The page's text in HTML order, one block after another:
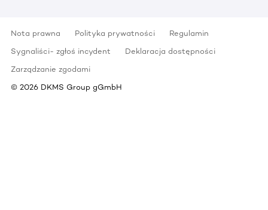
Nota prawna Polityka prywatności
Regulamin
Sygnaliści- zgłoś incydent
Deklaracja dostępności
Zarządzanie zgodami
© 2026 DKMS Group gGmbH